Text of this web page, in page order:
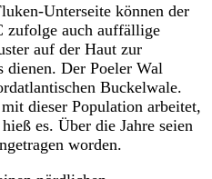
Unterseite können der
zufolge auch auffällige
auf der Haut zur
dienen. Der Poeler Wal
Buckelwale.
dieser Population arbeitet,
es. Über die Jahre seien
worden.